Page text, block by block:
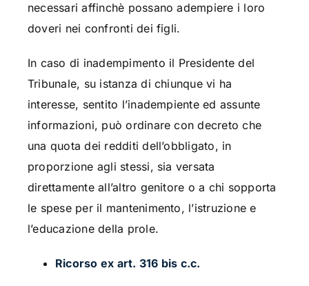
necessari affinchè possano adempiere i loro
doveri nei confronti dei figli.
In caso di inadempimento il Presidente del
Tribunale, su istanza di chiunque vi ha
interesse, sentito l’inadempiente ed assunte
informazioni, può ordinare con decreto che
una quota dei redditi dell’obbligato, in
proporzione agli stessi, sia versata
direttamente all’altro genitore o a chi sopporta
le spese per il mantenimento, l’istruzione e
l’educazione della prole.
Ricorso ex art. 316 bis c.c.